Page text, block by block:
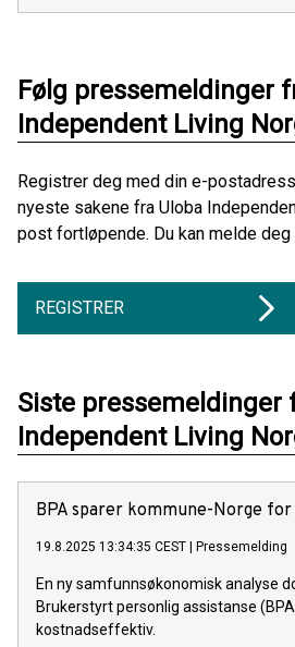
Følg pressemeldinger
Independent Living
Registrer deg med din e-
nyeste sakene fra Uloba
post fortløpende. Du kan melde deg
REGISTRER
Siste pressemeldinger
Independent Living
BPA sparer kommune-Norge
19.8.2025 13:34:35 CEST Pressemelding
En ny samfunnsøkonomisk analyse
Brukerstyrt personlig assistanse
kostnadseffektiv.